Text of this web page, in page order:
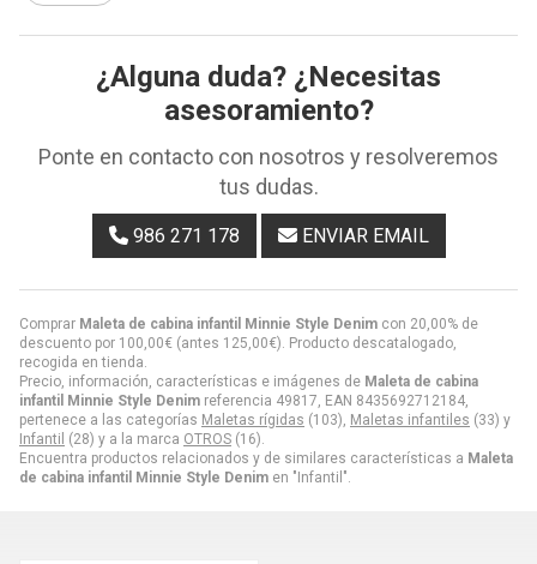
Comprar Maleta de cabina infantil Minnie Style Denim con 20,00% de
descuento por 100,00€ (antes 125,00€). Producto descatalogado,
recogida en tienda.
Precio, información, características e imágenes de Maleta de cabina
infantil Minnie Style Denim referencia 49817, EAN 8435692712184,
pertenece a las categorías Maletas rígidas (103), Maletas infantiles (33) y
Infantil (28) y a la marca OTROS (16).
Encuentra productos relacionados y de similares características a Maleta
de cabina infantil Minnie Style Denim en "Infantil".
¿Alguna duda? ¿Necesitas
asesoramiento?
Ponte en contacto con nosotros y resolveremos
tus dudas.
986 271 178 ENVIAR EMAIL